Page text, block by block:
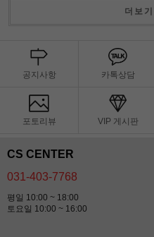
더보기
공지사항 카톡상담
포토리뷰 VIP 게시판
CS CENTER
031-403-7768
평일 10:00 ~ 18:00
토요일 10:00 ~ 16:00